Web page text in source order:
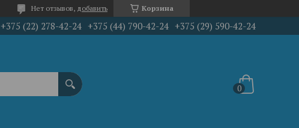
Корзина
Нет отзывов, добавить
+375 (22) 278-42-24 +375 (44) 790-42-24 +375 (29) 590-42-24